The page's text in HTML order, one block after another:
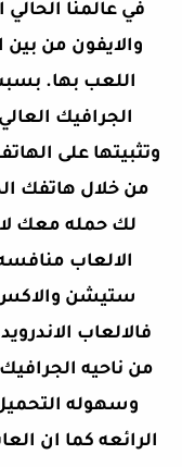
في عالمنا
والايفون من بين
اللعب بها.
الجرافيك
وتثبيتها على
لك حمله معك
الالعاب
ستيشن والاكس
فالالعاب
من ناحيه
وسهوله
الرائعه كما ان